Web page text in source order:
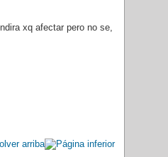
xq afectar pero no se,